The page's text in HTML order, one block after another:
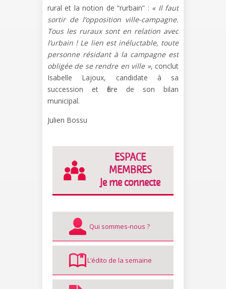
rural et la notion de “rurbain” : « Il faut
sortir de l’opposition ville-campagne.
Tous les ruraux sont en relation avec
l’urbain ! Le lien est inéluctable, toute
personne résidant à la campagne est
obligée de se rendre en ville », conclut
Isabelle Lajoux, candidate à sa
succession et fière de son bilan
municipal.
Julien Bossu
ESPACE
MEMBRES
Je me connecte
Qui sommes-nous ?
L’édito de la semaine